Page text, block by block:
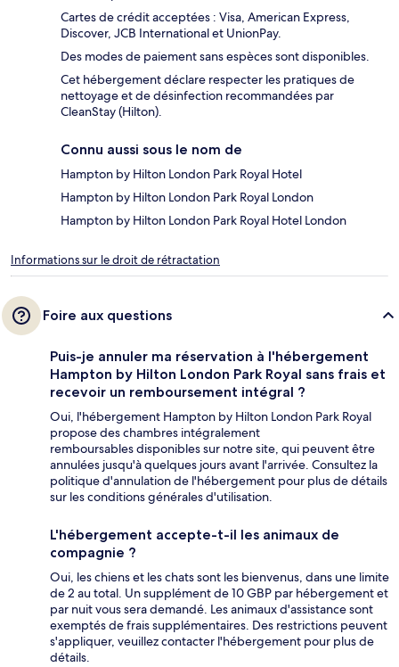
Cartes de crédit acceptées : Visa, American Express,
Discover, JCB International et UnionPay.
Des modes de paiement sans espèces sont disponibles.
Cet hébergement déclare respecter les pratiques de
nettoyage et de désinfection recommandées par
CleanStay (Hilton).
Connu aussi sous le nom de
Hampton by Hilton London Park Royal Hotel
Hampton by Hilton London Park Royal London
Hampton by Hilton London Park Royal Hotel London
Informations sur le droit de rétractation
Foire aux questions
Puis-je annuler ma réservation à l'hébergement
Hampton by Hilton London Park Royal sans frais et
recevoir un remboursement intégral ?
Oui, l'hébergement Hampton by Hilton London Park Royal
propose des chambres intégralement
remboursables disponibles sur notre site, qui peuvent être
annulées jusqu'à quelques jours avant l'arrivée. Consultez la
politique d'annulation de l'hébergement pour plus de détails
sur les conditions générales d'utilisation.
L'hébergement accepte-t-il les animaux de
compagnie ?
Oui, les chiens et les chats sont les bienvenus, dans une limite
de 2 au total. Un supplément de 10 GBP par hébergement et
par nuit vous sera demandé. Les animaux d'assistance sont
exemptés de frais supplémentaires. Des restrictions peuvent
s'appliquer, veuillez contacter l'hébergement pour plus de
détails.